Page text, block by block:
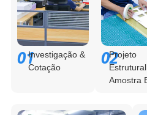
01Investigação &
Cotação
02Projeto
Amostra